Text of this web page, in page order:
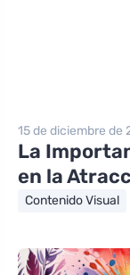
15 de diciembre de
La
en la
Contenido Visual